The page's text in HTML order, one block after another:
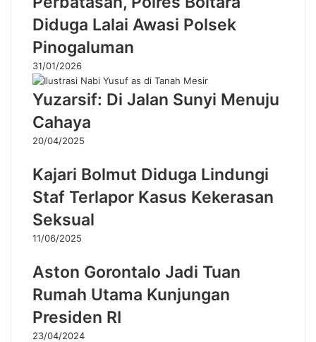
Diduga Lalai Awasi Polsek
Pinogaluman
31/01/2026
Yuzarsif: Di Jalan Sunyi Menuju
Cahaya
20/04/2025
Kajari Bolmut Diduga Lindungi
Staf Terlapor Kasus Kekerasan
Seksual
11/06/2025
Aston Gorontalo Jadi Tuan
Rumah Utama Kunjungan
Presiden RI
23/04/2024